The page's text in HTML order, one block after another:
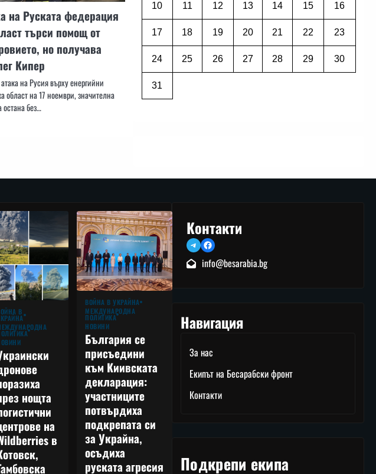
на Руската федерация
търси помощ от
но получава
Кипер
на Русия върху енергийни
област на 17 ноември, значителна
остана без…
10 11 12 13 14 15 16
17 18 19 20 21 22 23
24 25 26 27 28 29 30
31
В
нощта
на
в
ВОЙНА В УКРАЙНА
МЕЖДУНАРОДНА
ПОЛИТИКА
НОВИНИ
България се
присъедини
към Киивската
декларация:
участниците
потвърдиха
подкрепата си
за Украйна,
осъдиха
руската агресия
Контакти
TelegramFacebook
info@besarabia.bg
Навигация
За нас
Екипът на Бесарабски фронт
Контакти
Подкрепи екипа